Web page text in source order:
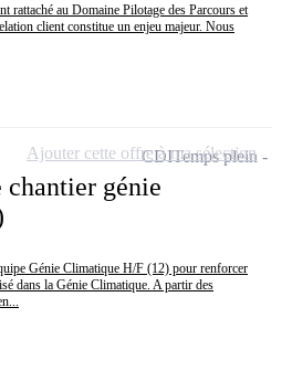
au Domaine Pilotage des Parcours et
client constitue un enjeu majeur. Nous
génie
Génie Climatique H/F (12) pour renforcer
dans la Génie Climatique. A partir des
CDITemps plein
Ajouter cette offre à ma sélection